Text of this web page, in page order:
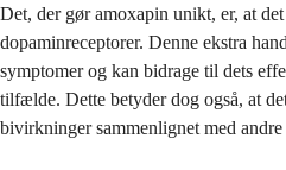
Det, der gør amoxapin unikt, er, at
dopaminreceptorer. Denne ekstra
symptomer og kan bidrage til dets
tilfælde. Dette betyder dog også, at
bivirkninger sammenlignet med andre